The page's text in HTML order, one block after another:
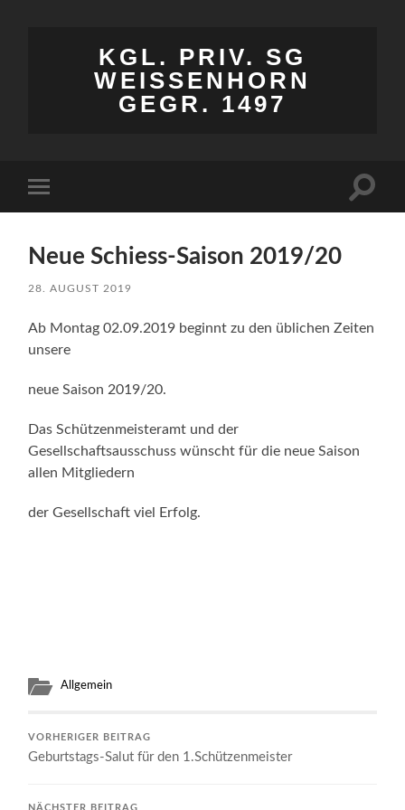
KGL. PRIV. SG
WEISSENHORN
GEGR. 1497
Menü
Neue Schiess-Saison 2019/20
28. AUGUST 2019
Ab Montag 02.09.2019 beginnt zu den üblichen Zeiten
unsere
neue Saison 2019/20.
Das Schützenmeisteramt und der
Gesellschaftsausschuss wünscht für die neue Saison
allen Mitgliedern
der Gesellschaft viel Erfolg.
Allgemein
VORHERIGER BEITRAG
Geburtstags-Salut für den 1.Schützenmeister
NÄCHSTER BEITRAG